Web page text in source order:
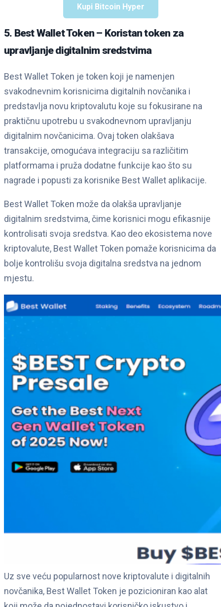
Kupi Bitcoin Hyper
5. Best Wallet Token – Koristan token za
upravljanje digitalnim sredstvima
Best Wallet Token je token koji je namenjen
svakodnevnim korisnicima digitalnih novčanika i
predstavlja novu kriptovalutu koje su fokusirane na
praktičnu upotrebu u svakodnevnom upravljanju
digitalnim novčanicima. Ovaj token olakšava
transakcije, omogućava integraciju sa različitim
platformama i pruža dodatne funkcije kao što su
nagrade i popusti za korisnike Best Wallet aplikacije.
Best Wallet Token može da olakša upravljanje
digitalnim sredstvima, čime korisnici mogu efikasnije
kontrolisati svoja sredstva. Kao deo ekosistema nove
kriptovalute, Best Wallet Token pomaže korisnicima da
bolje kontrolišu svoja digitalna sredstva na jednom
mjestu.
Uz sve veću popularnost nove kriptovalute i digitalnih
novčanika, Best Wallet Token je pozicioniran kao alat